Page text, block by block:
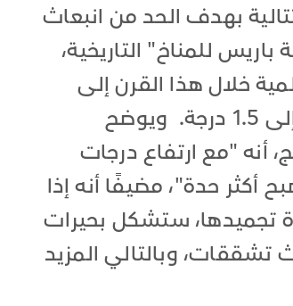
بهدف الحد من انبعاث
للمناخ" التاريخية،
خلال هذا القرن إلى
درجتين مئويتين مع السعي إلى الحد من الزيادة إلى 1.5 درجة. ويوضح
أنه "مع ارتفاع درجات
أكثر حدة"، مضيفًا أنه إذا
تجميدها، ستشكل بحيرات
وبالتالي المزيد